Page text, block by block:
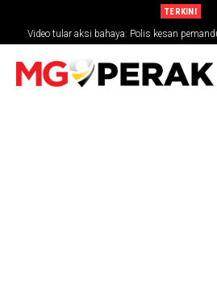
TERKINI
Video tular aksi bahaya: Polis kesan